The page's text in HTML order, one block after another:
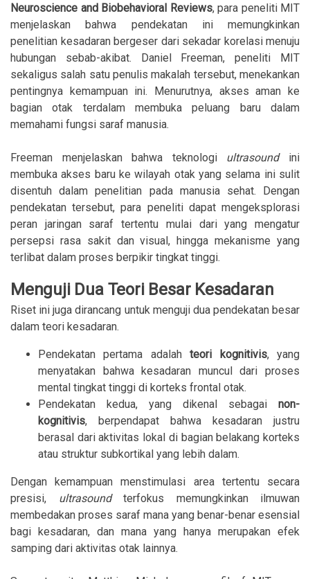
Neuroscience and Biobehavioral Reviews, para peneliti MIT
menjelaskan bahwa pendekatan ini memungkinkan
penelitian kesadaran bergeser dari sekadar korelasi menuju
hubungan sebab-akibat. Daniel Freeman, peneliti MIT
sekaligus salah satu penulis makalah tersebut, menekankan
pentingnya kemampuan ini. Menurutnya, akses aman ke
bagian otak terdalam membuka peluang baru dalam
memahami fungsi saraf manusia.
Freeman menjelaskan bahwa teknologi ultrasoundini
membuka akses baru ke wilayah otak yang selama ini sulit
disentuh dalam penelitian pada manusia sehat. Dengan
pendekatan tersebut, para peneliti dapat mengeksplorasi
peran jaringan saraf tertentu mulai dari yang mengatur
persepsi rasa sakit dan visual, hingga mekanisme yang
terlibat dalam proses berpikir tingkat tinggi.
Menguji Dua Teori Besar Kesadaran
Riset ini juga dirancang untuk menguji dua pendekatan besar
dalam teori kesadaran.
Pendekatan pertama adalahteori kognitivis, yang
menyatakan bahwa kesadaran muncul dari proses
mental tingkat tinggi di korteks frontal otak.
Pendekatan kedua, yang dikenal sebagai non-
kognitivis, berpendapat bahwa kesadaran justru
berasal dari aktivitas lokal di bagian belakang korteks
atau struktur subkortikal yang lebih dalam.
Dengan kemampuan menstimulasi area tertentu secara
presisi, ultrasoundterfokus memungkinkan ilmuwan
membedakan proses saraf mana yang benar-benar esensial
bagi kesadaran, dan mana yang hanya merupakan efek
samping dari aktivitas otak lainnya.